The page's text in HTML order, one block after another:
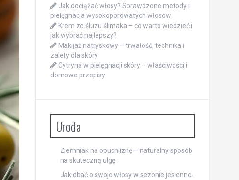
Jak dociążać włosy? Sprawdzone metody i
pielęgnacja wysokoporowatych włosów
Krem ze śluzu ślimaka – co warto wiedzieć i
jak wybrać najlepszy?
Makijaż natryskowy – trwałość, technika i
zalety dla skóry
Cytryna w pielęgnacji skóry – właściwości i
domowe przepisy
Uroda
Ziemniak na opuchliznę – naturalny sposób
na skuteczną ulgę
Jak dbać o swoje włosy w sezonie jesienno-